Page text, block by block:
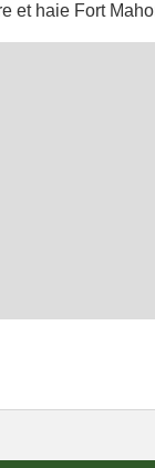
et haie Fort